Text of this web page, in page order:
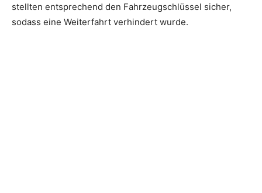
stellten entsprechend den Fahrzeugschlüssel sicher,
sodass eine Weiterfahrt verhindert wurde.